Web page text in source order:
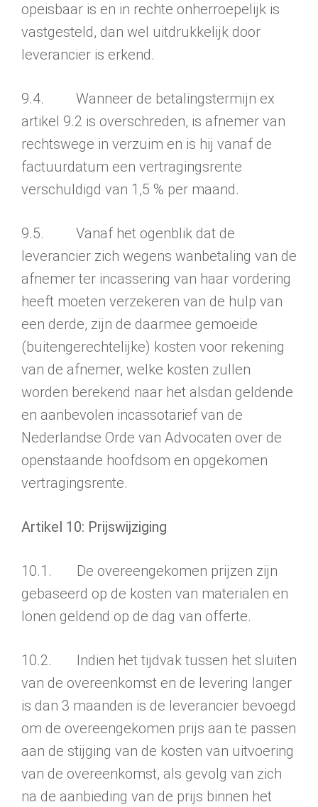
opeisbaar is en in rechte onherroepelijk is
vastgesteld, dan wel uitdrukkelijk door
leverancier is erkend.
9.4. Wanneer de betalingstermijn ex
artikel 9.2 is overschreden, is afnemer van
rechtswege in verzuim en is hij vanaf de
factuurdatum een vertragingsrente
verschuldigd van 1,5 % per maand.
9.5. Vanaf het ogenblik dat de
leverancier zich wegens wanbetaling van de
afnemer ter incassering van haar vordering
heeft moeten verzekeren van de hulp van
een derde, zijn de daarmee gemoeide
(buitengerechtelijke) kosten voor rekening
van de afnemer, welke kosten zullen
worden berekend naar het alsdan geldende
en aanbevolen incassotarief van de
Nederlandse Orde van Advocaten over de
openstaande hoofdsom en opgekomen
vertragingsrente.
Artikel 10: Prijswijziging
10.1. De overeengekomen prijzen zijn
gebaseerd op de kosten van materialen en
lonen geldend op de dag van offerte.
10.2. Indien het tijdvak tussen het sluiten
van de overeenkomst en de levering langer
is dan 3 maanden is de leverancier bevoegd
om de overeengeko­men prijs aan te passen
aan de stijging van de kosten van uitvoering
van de overeenkomst, als gevolg van zich
na de aanbieding van de prijs binnen het